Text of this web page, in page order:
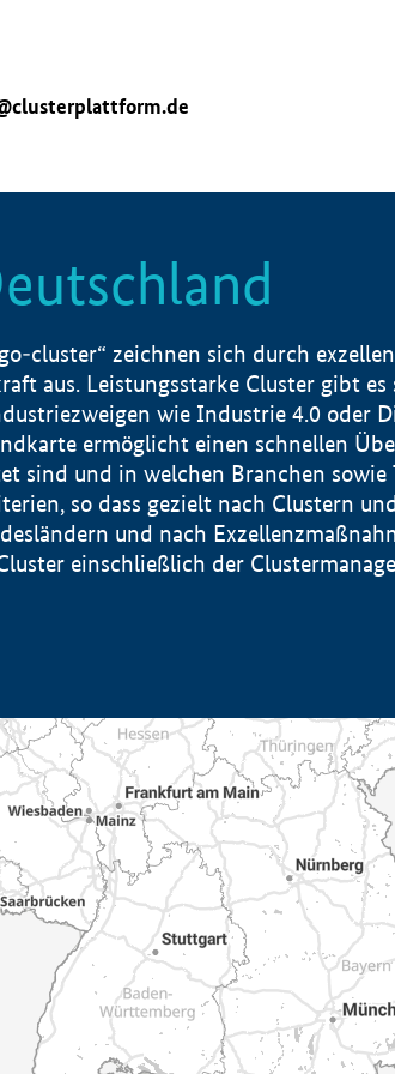
cluster“ zeichnen sich durch
aus. Leistungsstarke Cluster gibt
wie Industrie 4.0 oder
ermöglicht einen schnellen
sind und in welchen Branchen sowie
so dass gezielt nach Clustern
und nach
einschließlich der